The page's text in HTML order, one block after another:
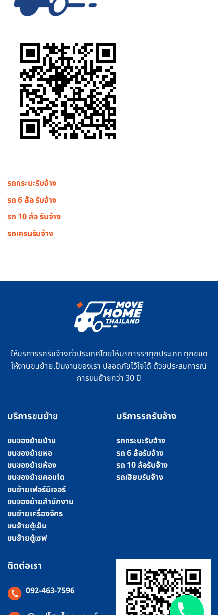
รถกระบะรับจ้าง
รถ 6 ล้อ รับจ้าง
รถ 10 ล้อ รับจ้าง
รถเครนรับจ้าง
ให้บริการรถรับจ้างทั่วประเทศไทยให้บริการรถทุกประเภท ทุกชนิด
ให้งานขนย้ายเป็นงานของเรา ปลอดภัยไว้ใจได้ ด้วยประสบการณ์
การขนย้ายกว่า 30 ปี
บริการขนย้าย
ขนของย้ายบ้าน
ขนของย้ายหอ
ขนของย้ายห้อง
ขนของย้ายคอนโด
ขนย้ายเฟอร์นิเจอร์
ขนของย้ายสำนักงาน
ขนย้ายเครื่องจักร
ขนย้ายตู้เย็น
ขนย้ายตู้เซฟ
บริการรถรับจ้าง
รถกระบะรับจ้าง
รถ 6 ล้อรับจ้าง
รถ 10 ล้อรับจ้าง
รถเฮียบรับจ้าง
ติดต่อเรา
092-463-7596